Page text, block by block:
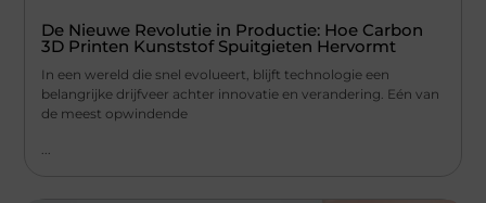
De Nieuwe Revolutie in Productie: Hoe Carbon
3D Printen Kunststof Spuitgieten Hervormt
In een wereld die snel evolueert, blijft technologie een
belangrijke drijfveer achter innovatie en verandering. Eén van
de meest opwindende